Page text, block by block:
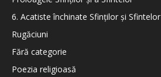
6. Acatiste închinate Sfinților și Sfintelor
Rugăciuni
Fără categorie
Poezia religioasă